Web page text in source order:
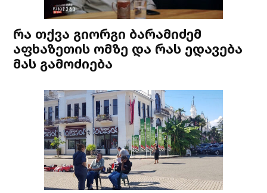
რა თქვა გიორგი ბარამიძემ
აფხაზეთის ომზე და რას ედავება
მას გამოძიება